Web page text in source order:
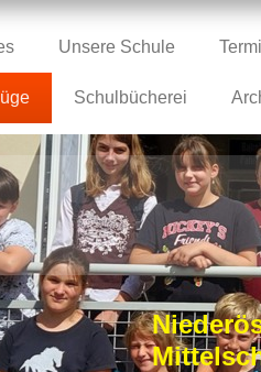
Unsere Schule
Schulbücherei